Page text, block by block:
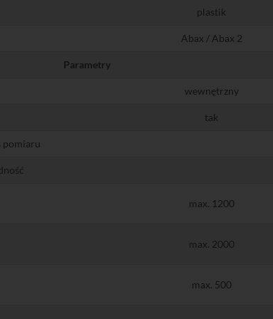
plastik
Abax / Abax 2
Parametry
wewnętrzny
tak
pomiaru
max. 1200
max. 2000
max. 500